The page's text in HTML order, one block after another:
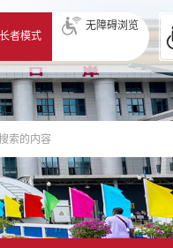
长者模式
无障碍浏览